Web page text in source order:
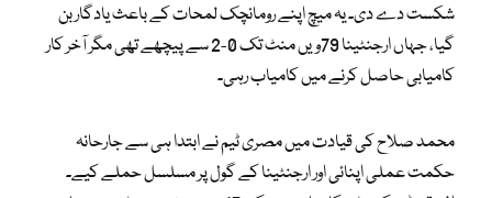
شکست دے دی۔ یہ میچ اپنے رومانچک لمحات کے باعث یادگار بن
گیا، جہاں ارجنٹینا 79ویں منٹ تک 0-2 سے پیچھے تھی مگر آخر کار
کامیابی حاصل کرنے میں کامیاب رہی۔
محمد صلاح کی قیادت میں مصری ٹیم نے ابتدا ہی سے جارحانہ
حکمت عملی اپنائی اور ارجنٹینا کے گول پر مسلسل حملے کیے۔